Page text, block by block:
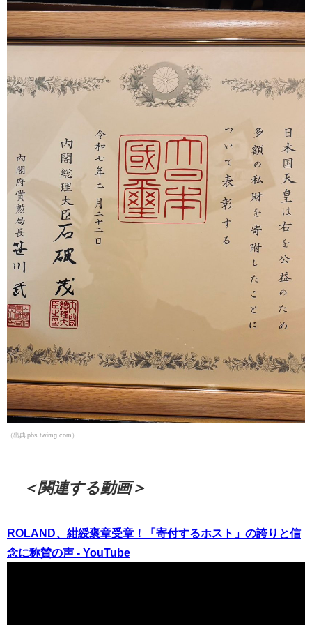
（出典 pbs.twimg.com）
＜関連する動画＞
ROLAND、紺綬褒章受章！「寄付するホスト」の誇りと信
念に称賛の声 - YouTube